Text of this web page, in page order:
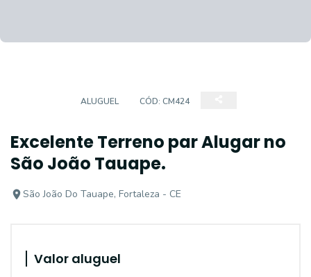
ALUGUEL CÓD: CM424
Excelente Terreno par Alugar no
São João Tauape.
São João Do Tauape, Fortaleza - CE
Valor aluguel